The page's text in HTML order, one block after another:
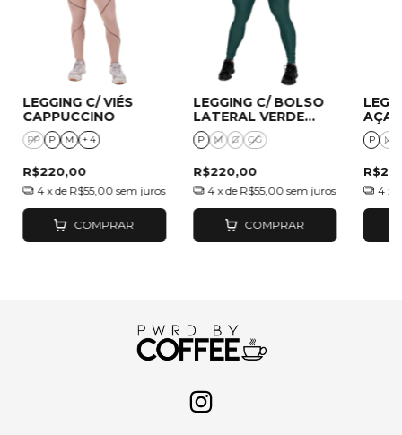
LEGGING C/ VIÉS
CAPPUCCINO
PP P M + 4
R$220,00
4 x de R$55,00 sem juros
COMPRAR
LEGGING C/ BOLSO
LATERAL VERDE
SAFARI
P M G GG
R$220,00
4 x de R$55,00 sem juros
COMPRAR
AÇAÍ
P M
4 x